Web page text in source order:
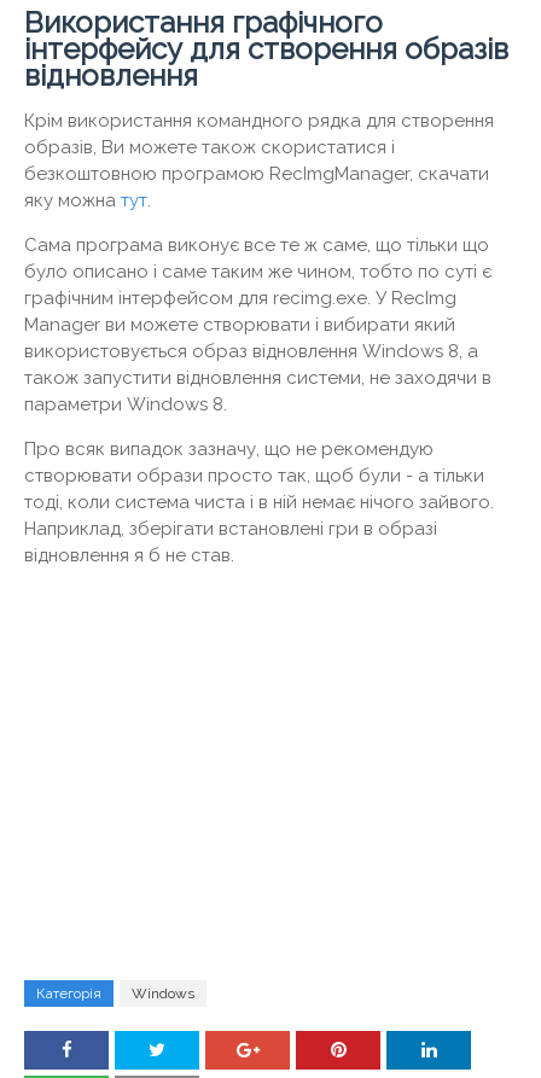
Використання графічного
інтерфейсу для створення образів
відновлення
Крім використання командного рядка для створення
образів, Ви можете також скористатися і
безкоштовною програмою RecImgManager, скачати
яку можна тут.
Сама програма виконує все те ж саме, що тільки що
було описано і саме таким же чином, тобто по суті є
графічним інтерфейсом для recimg.exe. У RecImg
Manager ви можете створювати і вибирати який
використовується образ відновлення Windows 8, а
також запустити відновлення системи, не заходячи в
параметри Windows 8.
Про всяк випадок зазначу, що не рекомендую
створювати образи просто так, щоб були - а тільки
тоді, коли система чиста і в ній немає нічого зайвого.
Наприклад, зберігати встановлені гри в образі
відновлення я б не став.
Категорія Windows